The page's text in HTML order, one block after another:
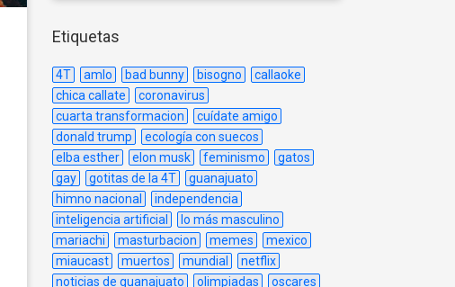
Etiquetas
4T amlo bad bunny bisogno
callaoke
chica callate
coronavirus
cuarta transformacion
cuídate amigo
donald trump
ecología con suecos
elba esther
elon musk feminismo
gatos
gay
gotitas de la 4T
guanajuato
himno nacional
independencia
inteligencia artificial
lo más masculino
mariachi
masturbacion memes
mexico
miaucast
muertos mundial
netflix
noticias de guanajuato
olimpiadas
oscares